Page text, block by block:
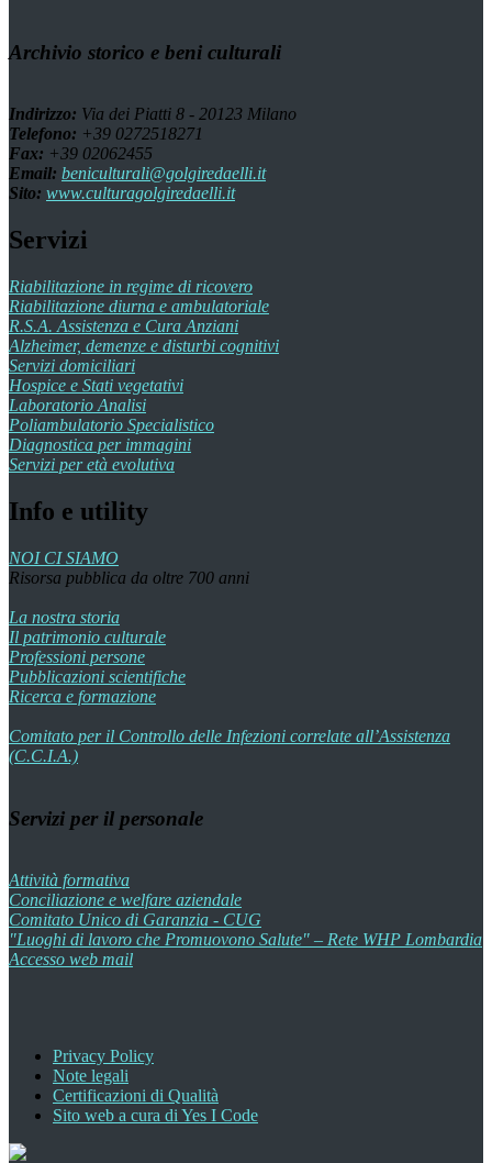
Archivio storico e beni culturali
Indirizzo: Via dei Piatti 8 - 20123 Milano
Telefono: +39 0272518271
Fax: +39 02062455
Email: beniculturali@golgiredaelli.it
Sito: www.culturagolgiredaelli.it
Servizi
Riabilitazione in regime di ricovero
Riabilitazione diurna e ambulatoriale
R.S.A. Assistenza e Cura Anziani
Alzheimer, demenze e disturbi cognitivi
Servizi domiciliari
Hospice e Stati vegetativi
Laboratorio Analisi
Poliambulatorio Specialistico
Diagnostica per immagini
Servizi per età evolutiva
Info e utility
NOI CI SIAMO
Risorsa pubblica da oltre 700 anni
La nostra storia
Il patrimonio culturale
Professioni persone
Pubblicazioni scientifiche
Ricerca e formazione
Comitato per il Controllo delle Infezioni correlate all’Assistenza
(C.C.I.A.)
Servizi per il personale
Attività formativa
Conciliazione e welfare aziendale
Comitato Unico di Garanzia - CUG
"Luoghi di lavoro che Promuovono Salute" – Rete WHP Lombardia
Accesso web mail
Privacy Policy
Note legali
Certificazioni di Qualità
Sito web a cura di Yes I Code